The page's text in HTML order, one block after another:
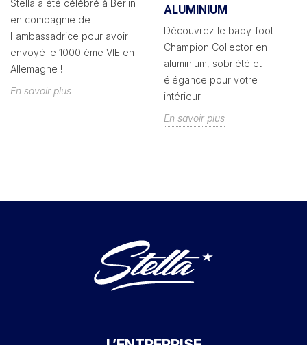
Stella a été célébré à Berlin
en compagnie de
l'ambassadrice pour avoir
envoyé le 1000 ème VIE en
Allemagne !
En savoir plus
ALUMINIUM
Découvrez le baby-foot
Champion Collector en
aluminium, sobriété et
élégance pour votre
intérieur.
En savoir plus